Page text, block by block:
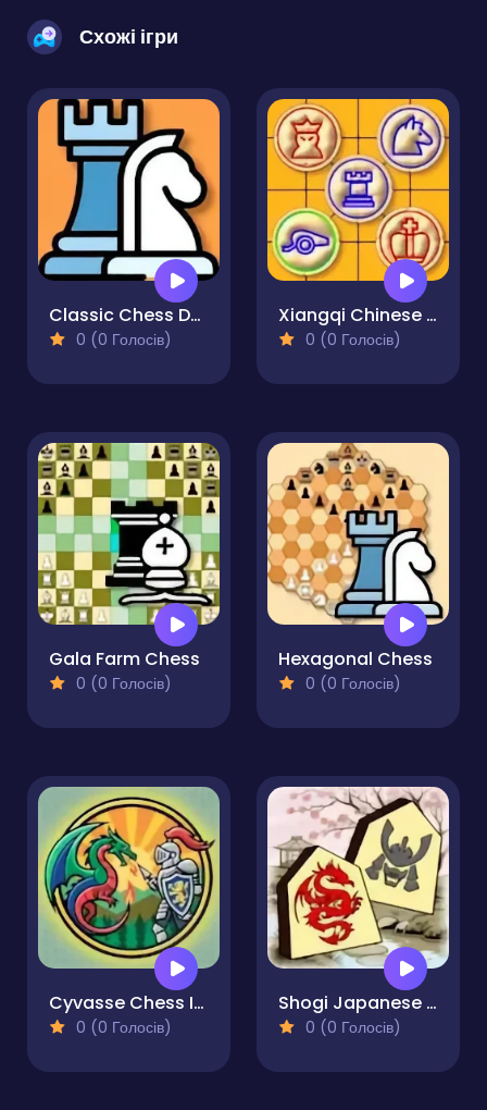
Схожі ігри
Classic Chess Duel
0 (0 Голосів)
Xiangqi Chinese Chess Duel
0 (0 Голосів)
Gala Farm Chess
0 (0 Голосів)
Hexagonal Chess
0 (0 Голосів)
Cyvasse Chess Ice and Flame
0 (0 Голосів)
Shogi Japanese Chess
0 (0 Голосів)